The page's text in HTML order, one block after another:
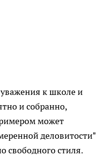
к школе и
и собранно,
может
деловитости"
свободного стиля.